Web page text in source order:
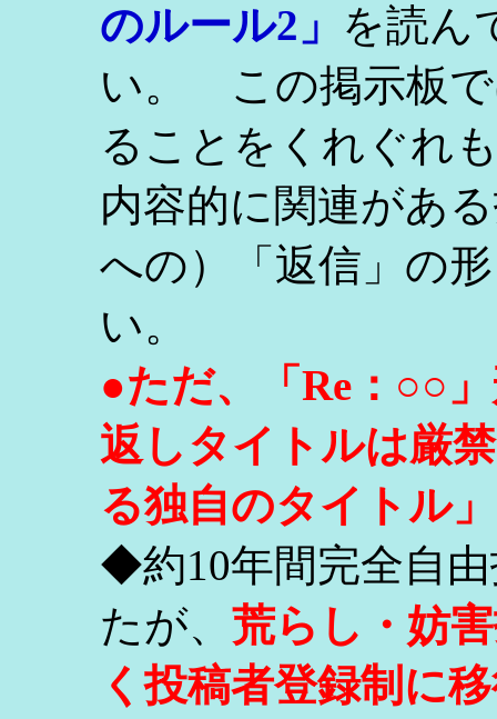
のルール2」 を読ん
い。 この掲示板で
ることをくれぐれ
内容的に関連があ
への）「返信」の
い。
●ただ、「Re：○○
返しタイトルは厳
る独自のタイトル
◆約10年間完全自
たが、 荒らし・妨
く投稿者登録制に